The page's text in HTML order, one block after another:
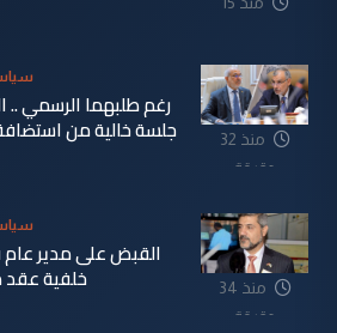
منذ 32
دقيقة
رغم طلبهما الرسمي ..
جلسة خالية من
منذ 34
دقيقة
القبض على مدير عام
خلفية عقد